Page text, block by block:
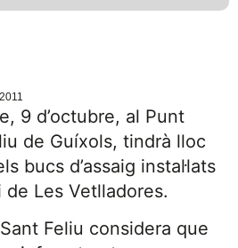
9 d’octubre, al Punt
de Guíxols, tindrà lloc
bucs d’assaig instal·lats
de Les Vetlladores.
Feliu considera que